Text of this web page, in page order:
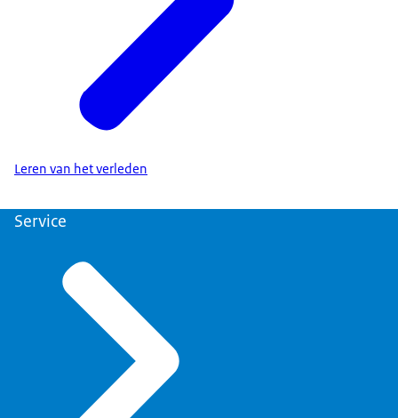
Leren van het verleden
Service